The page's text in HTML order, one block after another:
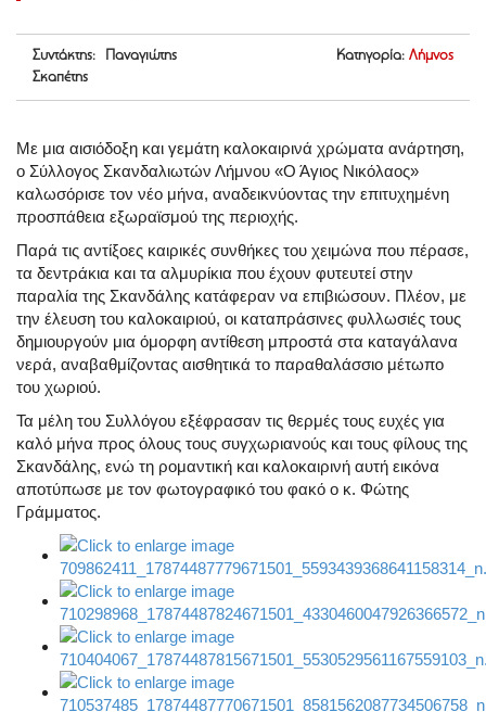
Συντάκτης: Παναγιώτης
Σκαπέτης
Κατηγορία: Λήμνος
Με μια αισιόδοξη και γεμάτη καλοκαιρινά χρώματα ανάρτηση,
ο Σύλλογος Σκανδαλιωτών Λήμνου «Ο Άγιος Νικόλαος»
καλωσόρισε τον νέο μήνα, αναδεικνύοντας την επιτυχημένη
προσπάθεια εξωραϊσμού της περιοχής.
Παρά τις αντίξοες καιρικές συνθήκες του χειμώνα που πέρασε,
τα δεντράκια και τα αλμυρίκια που έχουν φυτευτεί στην
παραλία της Σκανδάλης κατάφεραν να επιβιώσουν. Πλέον, με
την έλευση του καλοκαιριού, οι καταπράσινες φυλλωσιές τους
δημιουργούν μια όμορφη αντίθεση μπροστά στα καταγάλανα
νερά, αναβαθμίζοντας αισθητικά το παραθαλάσσιο μέτωπο
του χωριού.
Τα μέλη του Συλλόγου εξέφρασαν τις θερμές τους ευχές για
καλό μήνα προς όλους τους συγχωριανούς και τους φίλους της
Σκανδάλης, ενώ τη ρομαντική και καλοκαιρινή αυτή εικόνα
αποτύπωσε με τον φωτογραφικό του φακό ο κ. Φώτης
Γράμματος.